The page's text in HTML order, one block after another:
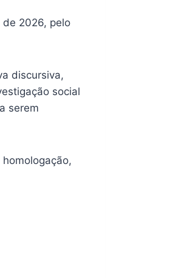
de 2026, pelo
discursiva,
social
serem